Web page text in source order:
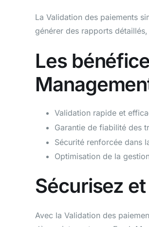
La Validation des paiements
générer des rapports
Les
Validation rapide et
Garantie de fiabilité des
Sécurité renforcée dans
Optimisation de la
Sécurisez
Avec la Validation des